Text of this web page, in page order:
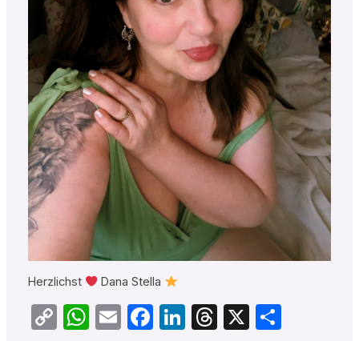
Herzlichst Dana Stella
CopyWhatsApp
EmailFacebook
LinkedIn
Threads
X Teilen